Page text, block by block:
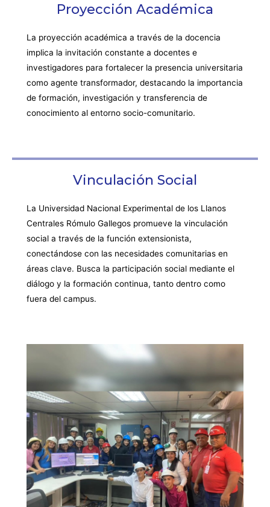
Proyección Académica
La proyección académica a través de la docencia
implica la invitación constante a docentes e
investigadores para fortalecer la presencia universitaria
como agente transformador, destacando la importancia
de formación, investigación y transferencia de
conocimiento al entorno socio-comunitario.
Vinculación Social
La Universidad Nacional Experimental de los Llanos
Centrales Rómulo Gallegos promueve la vinculación
social a través de la función extensionista,
conectándose con las necesidades comunitarias en
áreas clave. Busca la participación social mediante el
diálogo y la formación continua, tanto dentro como
fuera del campus.